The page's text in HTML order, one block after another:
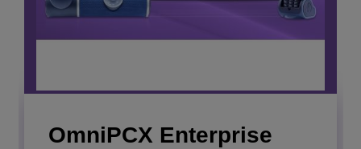
OmniPCX Enterprise
Rainbow™